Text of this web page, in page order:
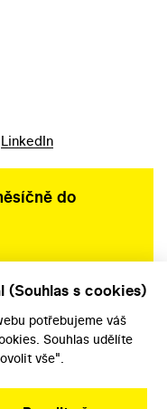
LinkedIn
do
(Souhlas s cookies)
potřebujeme váš
Souhlas udělíte
vše".